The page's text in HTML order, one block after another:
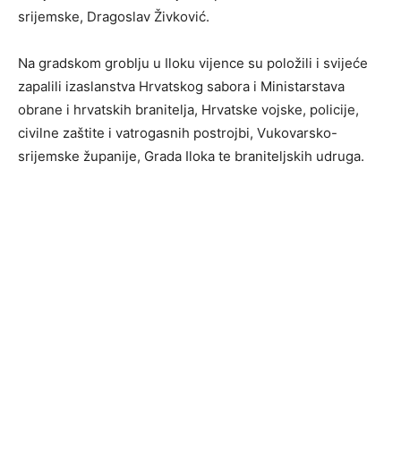
srijemske, Dragoslav Živković.
Na gradskom groblju u Iloku vijence su položili i svijeće
zapalili izaslanstva Hrvatskog sabora i Ministarstava
obrane i hrvatskih branitelja, Hrvatske vojske, policije,
civilne zaštite i vatrogasnih postrojbi, Vukovarsko-
srijemske županije, Grada Iloka te braniteljskih udruga.